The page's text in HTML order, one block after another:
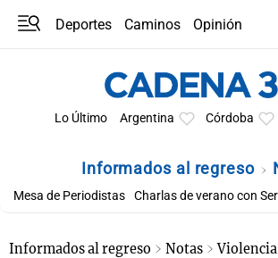
Deportes Caminos
Opinión
Lo Último Argentina Córdoba
Informados al regreso
Mesa de Periodistas Charlas de verano con
Informados al regreso Notas